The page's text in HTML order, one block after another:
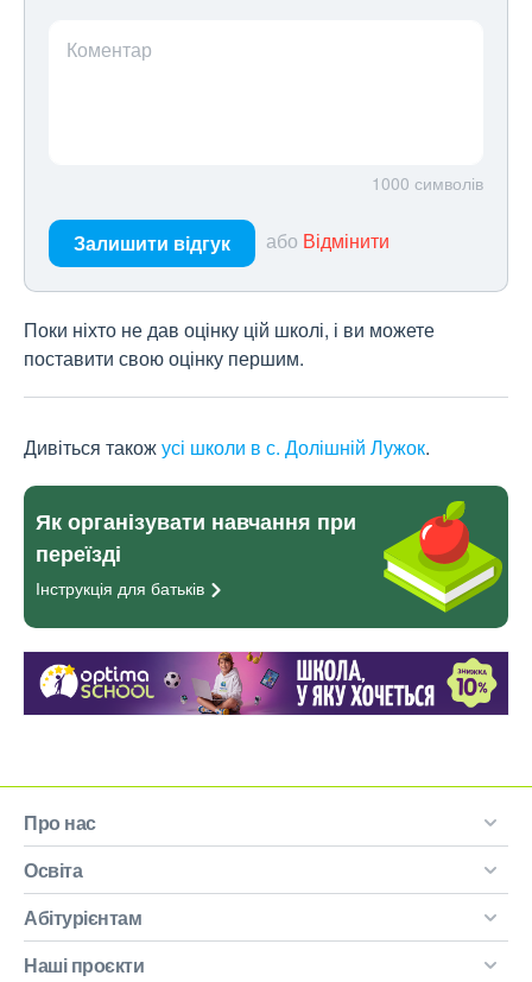
Коментар
1000 символів
Залишити відгук або Відмінити
Поки ніхто не дав оцінку цій школі, і ви можете
поставити свою оцінку першим.
Дивіться такожусі школи в с. Долішній Лужок.
Як організувати навчання при
переїзді
Інструкція для батьків
Про нас
Освіта
Абітурієнтам
Наші проєкти